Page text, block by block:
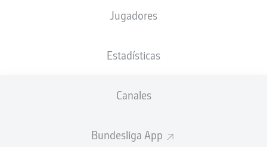
Jugadores
Estadísticas
Canales
Bundesliga App
1.59
0.84